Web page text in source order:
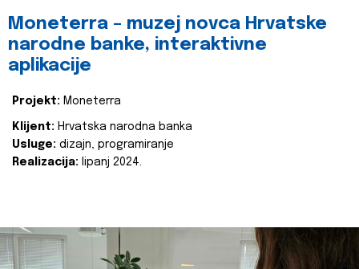
Moneterra – muzej novca Hrvatske
narodne banke, interaktivne
aplikacije
Projekt: Moneterra
Klijent: Hrvatska narodna banka
Usluge: dizajn, programiranje
Realizacija: lipanj 2024.